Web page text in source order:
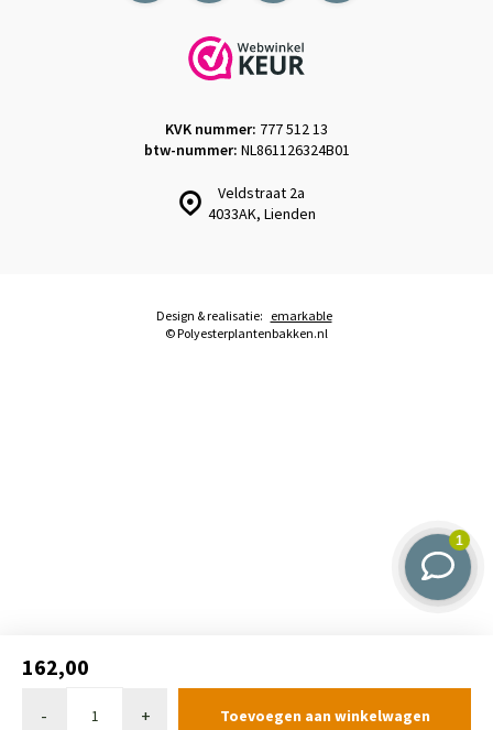
162,00
- + Toevoegen aan winkelwagen
Veldstraat 2a
4033AK, Lienden
KVK nummer: 777 512 13
btw-nummer: NL861126324B01
© Polyesterplantenbakken.nl
Design & realisatie: emarkable